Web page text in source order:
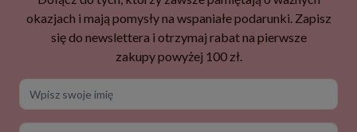
okazjach i mają pomysły na wspaniałe podarunki. Zapisz
się do newslettera i otrzymaj rabat na pierwsze
zakupy powyżej 100 zł.